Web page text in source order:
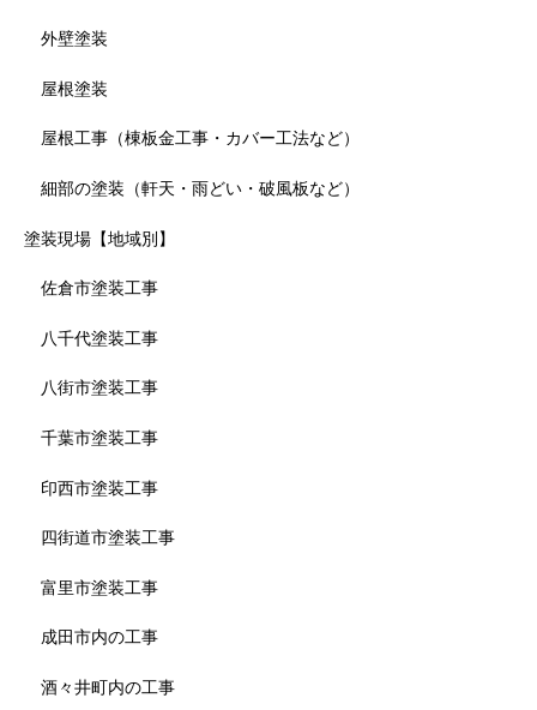
外壁塗装
屋根塗装
屋根工事（棟板金工事・カバー工法など）
細部の塗装（軒天・雨どい・破風板など）
塗装現場【地域別】
佐倉市塗装工事
八千代塗装工事
八街市塗装工事
千葉市塗装工事
印西市塗装工事
四街道市塗装工事
富里市塗装工事
成田市内の工事
酒々井町内の工事